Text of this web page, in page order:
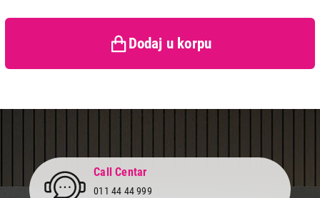
kupaca po osnovu zakona o
zaštiti potrošača
Dodaj u korpu
Proizvod je dodat u korpu.
Nastavi kupovinu
Završi kupovinu
Call Centar
011 44 44 999